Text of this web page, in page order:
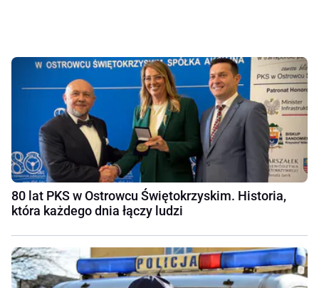
80 lat PKS w Ostrowcu Świętokrzyskim. Historia,
która każdego dnia łączy ludzi